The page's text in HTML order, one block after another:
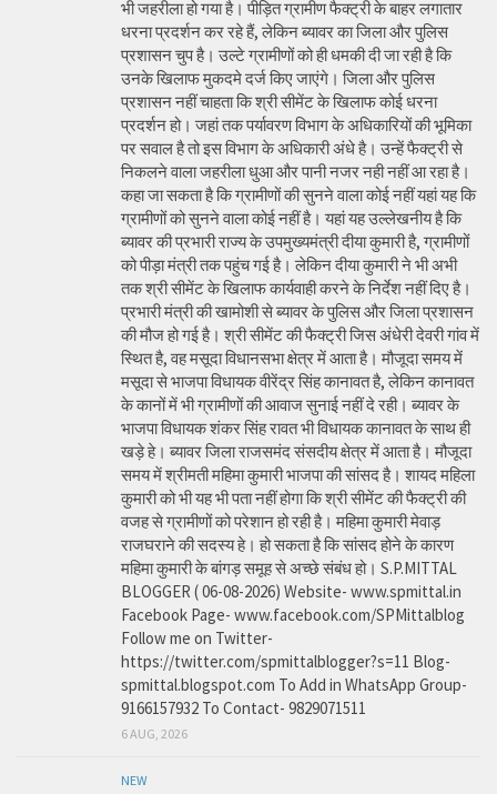
भी जहरीला हो गया है। पीड़ित ग्रामीण फैक्ट्री के बाहर लगातार
धरना प्रदर्शन कर रहे हैं, लेकिन ब्यावर का जिला और पुलिस
प्रशासन चुप है। उल्टे ग्रामीणों को ही धमकी दी जा रही है कि
उनके खिलाफ मुकदमे दर्ज किए जाएंगे। जिला और पुलिस
प्रशासन नहीं चाहता कि श्री सीमेंट के खिलाफ कोई धरना
प्रदर्शन हो। जहां तक पर्यावरण विभाग के अधिकारियों की भूमिका
पर सवाल है तो इस विभाग के अधिकारी अंधे है। उन्हें फैक्ट्री से
निकलने वाला जहरीला धुआ और पानी नजर नही नहीं आ रहा है।
कहा जा सकता है कि ग्रामीणों की सुनने वाला कोई नहीं यहां यह कि
ग्रामीणों को सुनने वाला कोई नहीं है। यहां यह उल्लेखनीय है कि
ब्यावर की प्रभारी राज्य के उपमुख्यमंत्री दीया कुमारी है, ग्रामीणों
को पीड़ा मंत्री तक पहुंच गई है। लेकिन दीया कुमारी ने भी अभी
तक श्री सीमेंट के खिलाफ कार्यवाही करने के निर्देश नहीं दिए है।
प्रभारी मंत्री की खामोशी से ब्यावर के पुलिस और जिला प्रशासन
की मौज हो गई है। श्री सीमेंट की फैक्ट्री जिस अंधेरी देवरी गांव में
स्थित है, वह मसूदा विधानसभा क्षेत्र में आता है। मौजूदा समय में
मसूदा से भाजपा विधायक वीरेंद्र सिंह कानावत है, लेकिन कानावत
के कानों में भी ग्रामीणों की आवाज सुनाई नहीं दे रही। ब्यावर के
भाजपा विधायक शंकर सिंह रावत भी विधायक कानावत के साथ ही
खड़े हे। ब्यावर जिला राजसमंद संसदीय क्षेत्र में आता है। मौजूदा
समय में श्रीमती महिमा कुमारी भाजपा की सांसद है। शायद महिला
कुमारी को भी यह भी पता नहीं होगा कि श्री सीमेंट की फैक्ट्री की
वजह से ग्रामीणों को परेशान हो रही है। महिमा कुमारी मेवाड़
राजघराने की सदस्य हे। हो सकता है कि सांसद होने के कारण
महिमा कुमारी के बांगड़ समूह से अच्छे संबंध हो। S.P.MITTAL
BLOGGER ( 06-08-2026) Website- www.spmittal.in
Facebook Page- www.facebook.com/SPMittalblog
Follow me on Twitter-
https://twitter.com/spmittalblogger?s=11 Blog-
spmittal.blogspot.com To Add in WhatsApp Group-
9166157932 To Contact- 9829071511
6 AUG, 2026
NEW